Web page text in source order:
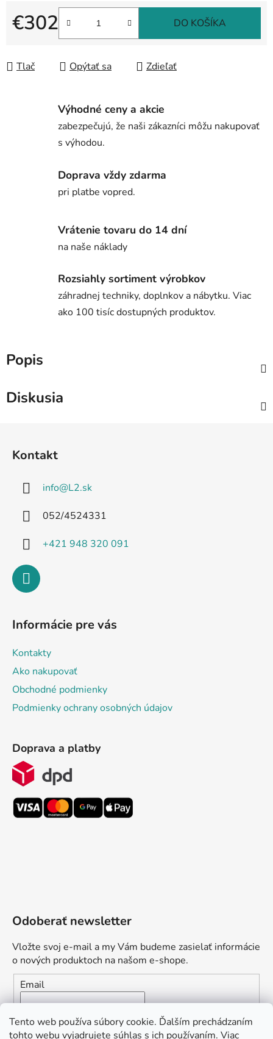
Tento web používa súbory cookie. Ďalším prechádzaním
tohto webu vyjadrujete súhlas s ich používaním. Viac
€302
Jednotková cena:
DO KOŠÍKA
Tlač Opýtať sa Zdieľať
Výhodné ceny a akcie
zabezpečujú, že naši zákazníci môžu nakupovať
s výhodou.
Doprava vždy zdarma
pri platbe vopred.
Vrátenie tovaru do 14 dní
na naše náklady
Rozsiahly sortiment výrobkov
záhradnej techniky, doplnkov a nábytku. Viac
ako 100 tisíc dostupných produktov.
Popis
Diskusia
Kontakt
info@L2.sk
052/4524331
+421 948 320 091
Informácie pre vás
Kontakty
Ako nakupovať
Obchodné podmienky
Podmienky ochrany osobných údajov
Doprava a platby
Odoberať newsletter
Vložte svoj e-mail a my Vám budeme zasielať informácie
o nových produktoch na našom e-shope.
Email
Vložením e-mailu súhlasíte s
podmienkami ochrany
osobných údajov